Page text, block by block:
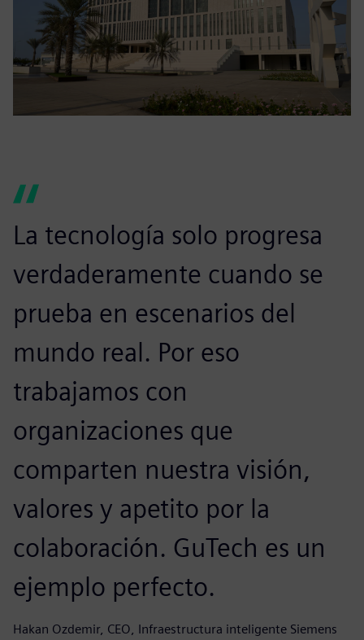
La tecnología solo progresa
verdaderamente cuando se
prueba en escenarios del
mundo real. Por eso
trabajamos con
organizaciones que
comparten nuestra visión,
valores y apetito por la
colaboración. GuTech es un
ejemplo perfecto.
Hakan Ozdemir, CEO, Infraestructura inteligente Siemens